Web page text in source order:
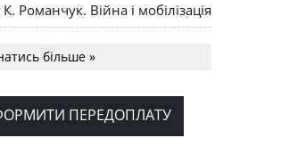
Романчук. Війна і мобілізація
до найбільшої
Вишиванки в Норт Порті
більше »
ПЕРЕДОПЛАТУ